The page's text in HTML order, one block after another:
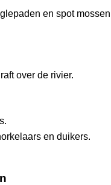
en spot
over de rivier.
en duikers.